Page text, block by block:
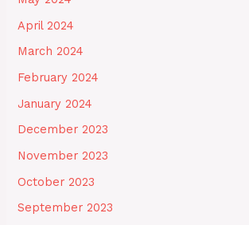
April 2024
March 2024
February 2024
January 2024
December 2023
November 2023
October 2023
September 2023